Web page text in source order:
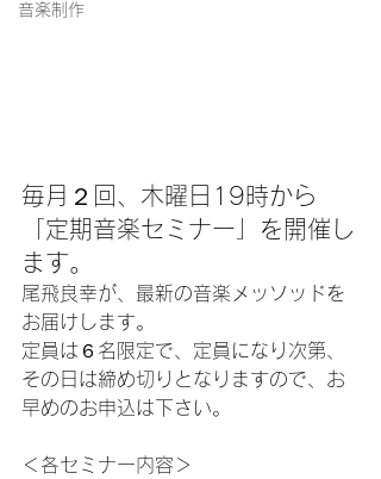
音楽制作
毎月２回、木曜日19時から
「定期音楽セミナー」を開催し
ます。
尾飛良幸が、最新の音楽メッソッドを
お届けします。
定員は６名限定で、定員になり次第、
その日は締め切りとなりますので、お
早めのお申込は下さい。
＜各セミナー内容＞